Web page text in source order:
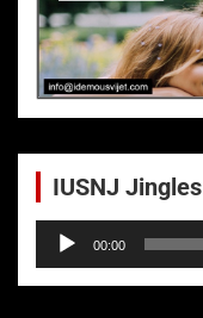
IUSNJ Jingles
Audio-
Player
00:00